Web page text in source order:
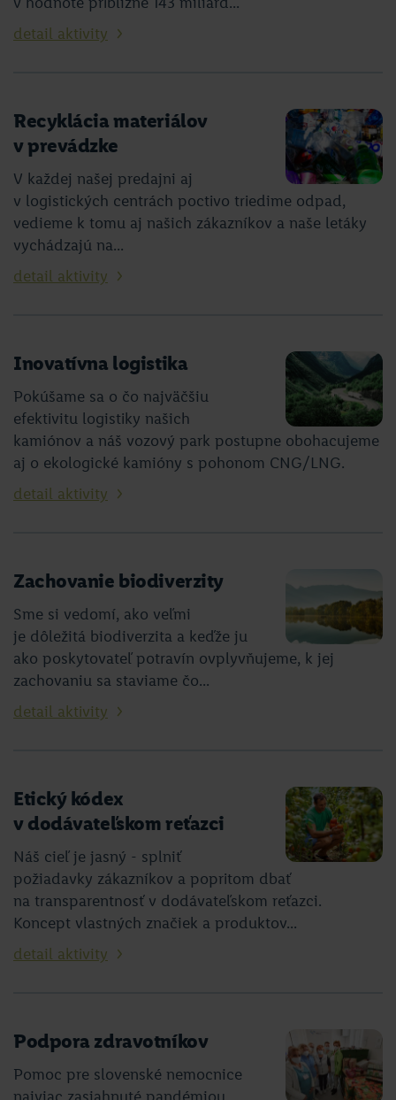
detail aktivity
Recyklácia materiálov
v prevádzke
V každej našej predajni aj
v logistických centrách poctivo triedime odpad,
vedieme k tomu aj našich zákazníkov a naše letáky
vychádzajú na...
detail aktivity
Inovatívna logistika
Pokúšame sa o čo najväčšiu
efektivitu logistiky našich
kamiónov a náš vozový park postupne obohacujeme
aj o ekologické kamióny s pohonom CNG/LNG.
detail aktivity
Zachovanie biodiverzity
Sme si vedomí, ako veľmi
je dôležitá biodiverzita a keďže ju
ako poskytovateľ potravín ovplyvňujeme, k jej
zachovaniu sa staviame čo...
detail aktivity
Etický kódex
v dodávateľskom reťazci
Náš cieľ je jasný - splniť
požiadavky zákazníkov a popritom dbať
na transparentnosť v dodávateľskom reťazci.
Koncept vlastných značiek a produktov...
detail aktivity
Podpora zdravotníkov
Pomoc pre slovenské nemocnice